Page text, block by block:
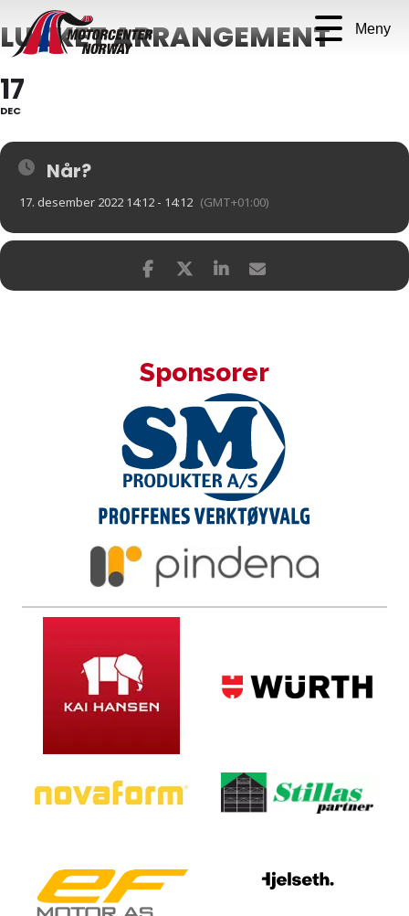
Meny
LUKKET ARRANGEMENT
17
DEC
Når?
17. desember 2022 14:12 - 14:12 (GMT+01:00)
Sponsorer